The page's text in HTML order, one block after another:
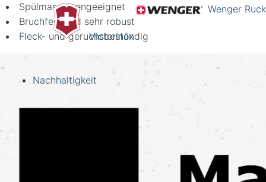
Victorinox
Wenger
Nachhaltigkeit
Spülmaschinengeeignet
Bruchfest und sehr robust
Fleck- und geruchsbeständig